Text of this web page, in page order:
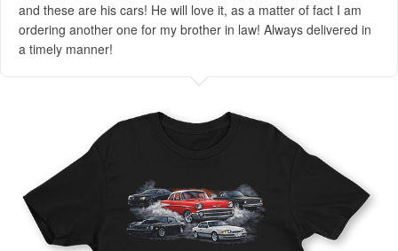
and these are his cars! He will love it, as a matter of fact I am
ordering another one for my brother in law! Always delivered in
a timely manner!